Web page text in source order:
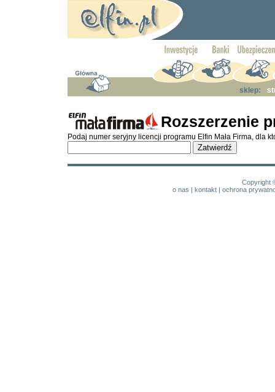
sklep:
Rozszerzenie
Podaj numer seryjny licencji programu Elfin Mała Firma, dla
Copyright
o nas | kontakt| ochrona